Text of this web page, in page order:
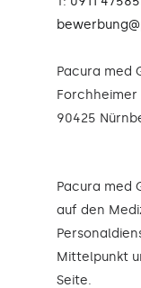
Pacura med
Forchheimer
90425
Pacura med
auf den
Mittelpunkt
Seite.